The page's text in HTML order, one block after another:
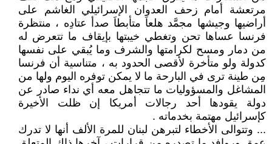
مرتعشة أمام زحف العدوان الإسرائيلي الغاشم على
أراضيها وجيشها مجمَّد هلعاَ متأبطاَ صدأ عتادِه ، منتظرة
فرنسا عساها تحن وتغطي خيبتها بإيقاف ما تتعرض له
من دمار ومسح لكرامتها والشرف وما يُبقي على نفسها
كدولة ولو متأخرة لأقصى الحدود به ، متناسية أن فرنسا
مِن طينة ترى في البارحة ما لا يمكن توفره اليوم ولها من
المشاغل والمسؤوليات ما تتجاهل معه أي نداء صادر عن
دولة يقودها أحد رجالات أمريكا إن ظلت الأخيرة
كإسرائيل مهتمة بخدماته .
... وتتوالى الأخطاء لتبرهن لبنان للمرة الألف أنها لا تدرك